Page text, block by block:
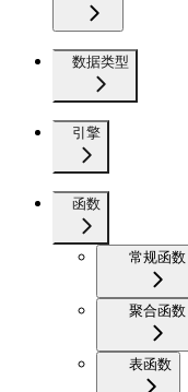
数据类型
引擎
函数
常规函数
聚合函数
表函数